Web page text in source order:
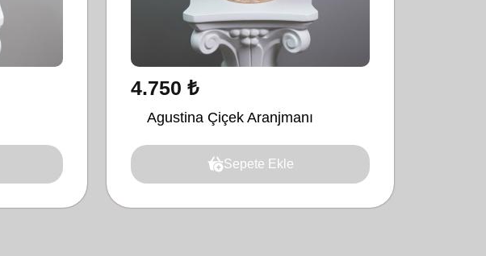
4.750 ₺
Agustina Çiçek Aranjmanı
Sepete Ekle